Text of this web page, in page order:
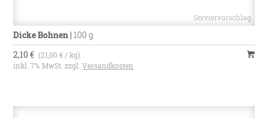
Dicke Bohnen |100 g
2,10 € (21,00 € / kg)
inkl. 7% MwSt. zzgl.Versandkosten